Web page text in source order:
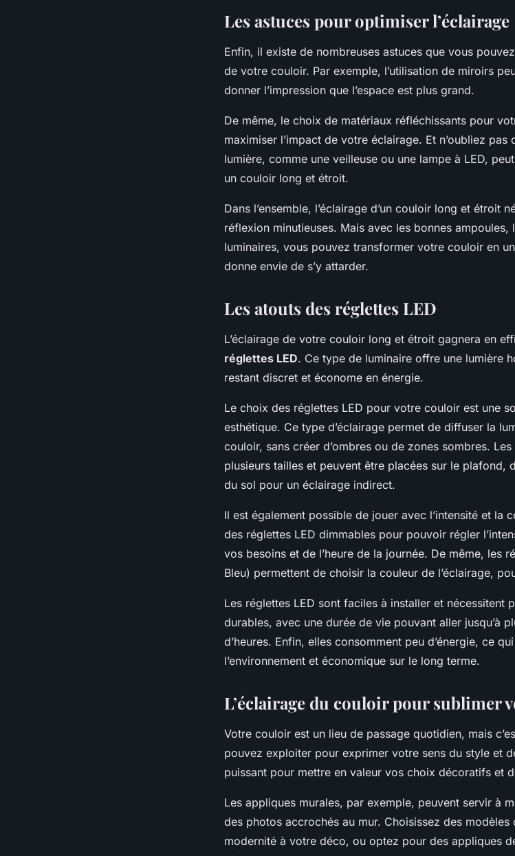
Les astuces pour optimiser l’éclairage
Enfin, il existe de nombreuses astuces que vous
de votre couloir. Par exemple, l’utilisation de miroirs
donner l’impression que l’espace est plus grand.
De même, le choix de matériaux réfléchissants pour
maximiser l’impact de votre éclairage. Et n’oubliez
lumière, comme une veilleuse ou une lampe à LED,
un couloir long et étroit.
Dans l’ensemble, l’éclairage d’un couloir long et étroit
réflexion minutieuses. Mais avec les bonnes
luminaires, vous pouvez transformer votre couloir en
donne envie de s’y attarder.
Les atouts des réglettes LED
L’éclairage de votre couloir long et étroit gagnera en
réglettes LED. Ce type de luminaire offre une lumière
restant discret et économe en énergie.
Le choix des réglettes LED pour votre couloir est une
esthétique. Ce type d’éclairage permet de diffuser la
couloir, sans créer d’ombres ou de zones sombres.
plusieurs tailles et peuvent être placées sur le plafond,
du sol pour un éclairage indirect.
Il est également possible de jouer avec l’intensité et la
des réglettes LED dimmables pour pouvoir régler
vos besoins et de l’heure de la journée. De même, les
Bleu) permettent de choisir la couleur de l’éclairage,
Les réglettes LED sont faciles à installer et nécessitent
durables, avec une durée de vie pouvant aller jusqu’à
d’heures. Enfin, elles consomment peu d’énergie, ce
l’environnement et économique sur le long terme.
L’éclairage du couloir pour sublimer
Votre couloir est un lieu de passage quotidien, mais
pouvez exploiter pour exprimer votre sens du style et
puissant pour mettre en valeur vos choix décoratifs et
Les appliques murales, par exemple, peuvent servir à
des photos accrochés au mur. Choisissez des
modernité à votre déco, ou optez pour des appliques